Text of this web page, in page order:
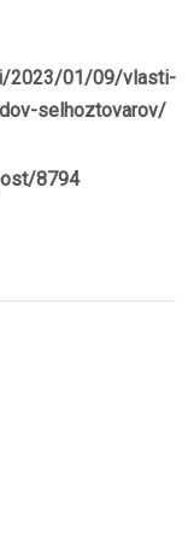
2023/01/09/vlasti-
selhoztovarov/
8794